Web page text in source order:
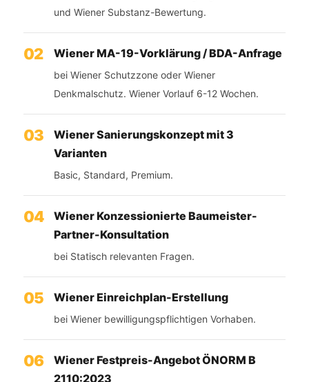
und Wiener Substanz-Bewertung.
Wiener MA-19-Vorklärung / BDA-Anfrage
bei Wiener Schutzzone oder Wiener
Denkmalschutz. Wiener Vorlauf 6-12 Wochen.
Wiener Sanierungskonzept mit 3
Varianten
Basic, Standard, Premium.
Wiener Konzessionierte Baumeister-
Partner-Konsultation
bei Statisch relevanten Fragen.
Wiener Einreichplan-Erstellung
bei Wiener bewilligungspflichtigen Vorhaben.
Wiener Festpreis-Angebot ÖNORM B
2110:2023